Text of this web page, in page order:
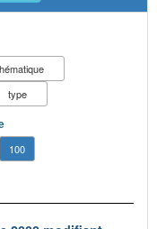
type
100